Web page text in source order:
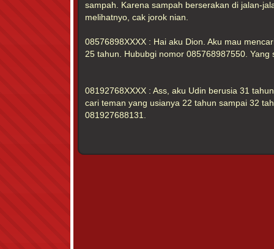
sampah. Karena sampah berserakan di jalan-
melihatnyo, cak jorok nian.
08576898XXXX : Hai aku Dion. Aku mau
25 tahun. Hububgi nomor 085768987550. Yang
08192768XXXX : Ass, aku Udin berusia 31
cari teman yang usianya 22 tahun sampai 32
081927688131.